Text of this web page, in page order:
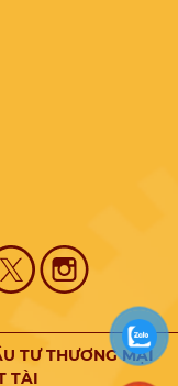
TƯ THƯƠNG MẠI
TÀI